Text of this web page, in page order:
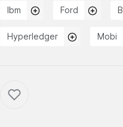
Ibm Ford
Hyperledger Mobi